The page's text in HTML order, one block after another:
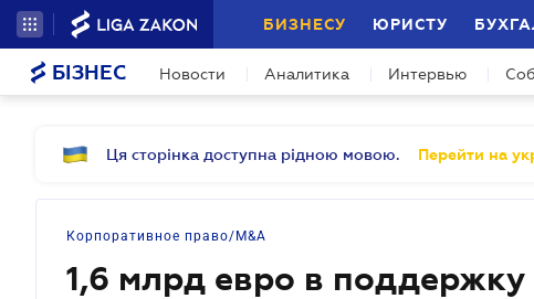
БИЗНЕСУ ЮРИСТУ
БІЗНЕС Новости Аналитика Интервью
Ця сторінка доступна рідною мовою. Перейти на
Корпоративное право/M&A
1,6 млрд евро в поддержку